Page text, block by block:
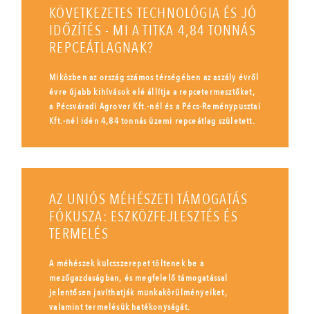
KÖVETKEZETES TECHNOLÓGIA ÉS JÓ
IDŐZÍTÉS - MI A TITKA 4,84 TONNÁS
REPCEÁTLAGNAK?
Miközben az ország számos térségében az aszály évről
évre újabb kihívások elé állítja a repcetermesztőket,
a Pécsváradi Agrover Kft.-nél és a Pécs-Reménypusztai
Kft.-nél idén 4,84 tonnás üzemi repceátlag született.
AZ UNIÓS MÉHÉSZETI TÁMOGATÁS
FÓKUSZA: ESZKÖZFEJLESZTÉS ÉS
TERMELÉS
A méhészek kulcsszerepet töltenek be a
mezőgazdaságban, és megfelelő támogatással
jelentősen javíthatják munkakörülményeiket,
valamint termelésük hatékonyságát.